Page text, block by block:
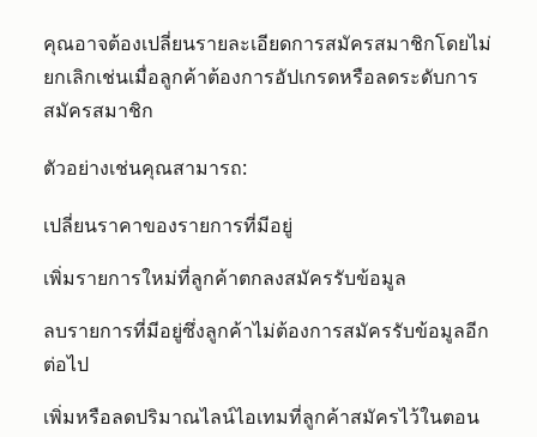
คุณอาจต้องเปลี่ยนรายละเอียดการสมัครสมาชิกโดยไม่
ยกเลิกเช่นเมื่อลูกค้าต้องการอัปเกรดหรือลดระดับการ
สมัครสมาชิก
ตัวอย่างเช่นคุณสามารถ:
เปลี่ยนราคาของรายการที่มีอยู่
เพิ่มรายการใหม่ที่ลูกค้าตกลงสมัครรับข้อมูล
ลบรายการที่มีอยู่ซึ่งลูกค้าไม่ต้องการสมัครรับข้อมูลอีก
ต่อไป
เพิ่มหรือลดปริมาณไลน์ไอเทมที่ลูกค้าสมัครไว้ในตอน